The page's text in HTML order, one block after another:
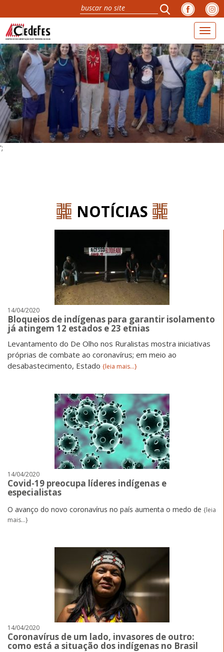
';
NOTÍCIAS
14/04/2020
Bloqueios de indígenas para garantir isolamento
já atingem 12 estados e 23 etnias
Levantamento do De Olho nos Ruralistas mostra iniciativas
próprias de combate ao coronavírus; em meio ao
desabastecimento, Estado {leia mais...}
14/04/2020
Covid-19 preocupa líderes indígenas e
especialistas
O avanço do novo coronavírus no país aumenta o medo de {leia
mais...}
14/04/2020
Coronavírus de um lado, invasores de outro:
como está a situação dos indígenas no Brasil